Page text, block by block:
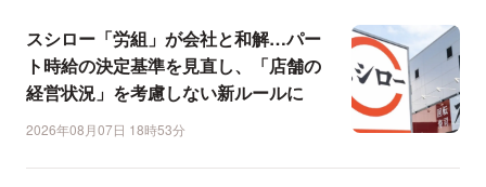
スシロー「労組」が会社と和解…パー
ト時給の決定基準を見直し、「店舗の
経営状況」を考慮しない新ルールに
2026年08月07日 18時53分